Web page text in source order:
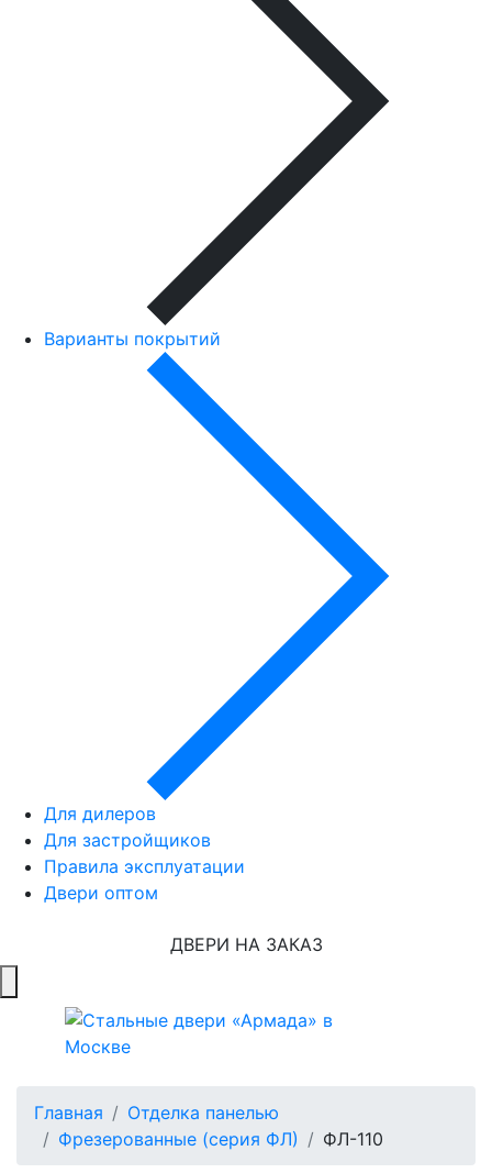
Варианты покрытий
Для дилеров
Для застройщиков
Правила эксплуатации
Двери оптом
ДВЕРИ НА ЗАКАЗ
Главная
Отделка панелью
Фрезерованные (серия ФЛ)
ФЛ-110